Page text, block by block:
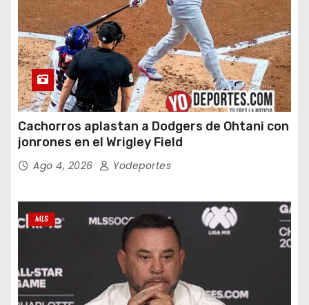
Cachorros aplastan a Dodgers de Ohtani con
jonrones en el Wrigley Field
Ago 4, 2026 Yodeportes
MLS